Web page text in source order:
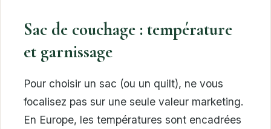
Sac de couchage : température
et garnissage
Pour choisir un sac (ou un quilt), ne vous
focalisez pas sur une seule valeur marketing.
En Europe, les températures sont encadrées